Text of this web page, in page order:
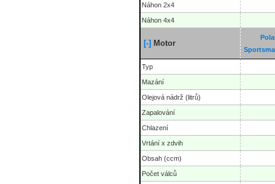
Náhon 2x4
Náhon 4x4
[-] Motor
Typ
Mazání
Olejová nádrž (litrů)
Zapalování
Chlazení
Vrtání x zdvih
Obsah (ccm)
Počet válců